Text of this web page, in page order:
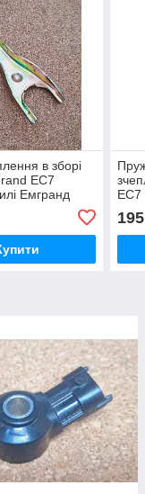
в зборі
EC7
Емгранд
195